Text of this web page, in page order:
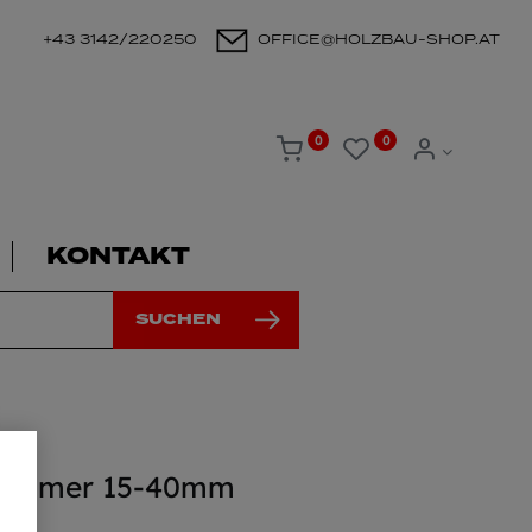
+43 3142/220250 OFFICE@HOLZBAU-SHOP.AT
0 0
KONTAKT
SUCHEN
15-40mm